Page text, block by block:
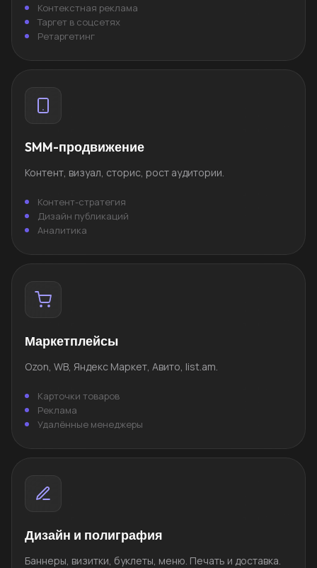
Контекстная реклама
Таргет в соцсетях
Ретаргетинг
SMM-продвижение
Контент, визуал, сторис, рост аудитории.
Контент-стратегия
Дизайн публикаций
Аналитика
Маркетплейсы
Ozon, WB, Яндекс Маркет, Авито, list.am.
Карточки товаров
Реклама
Удалённые менеджеры
Дизайн и полиграфия
Баннеры, визитки, буклеты, меню. Печать и доставка.